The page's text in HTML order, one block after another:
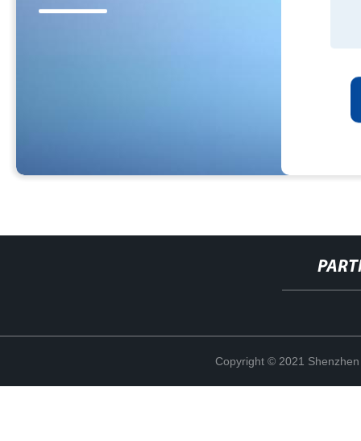
Copyright © 2021